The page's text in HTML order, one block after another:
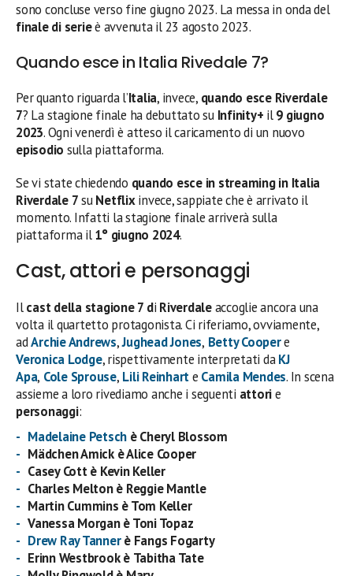
sono concluse verso fine giugno 2023. La messa in onda del
finale di serieè avvenuta il 23 agosto 2023.
Quando esce in Italia Rivedale 7?
Per quanto riguarda l’Italia, invece, quando esce Riverdale
7? La stagione finale ha debuttato su Infinity+ il9 giugno
2023. Ogni venerdì è atteso il caricamento di un nuovo
episodio sulla piattaforma.
Se vi state chiedendo quando esce in streaming in Italia
Riverdale 7suNetflixinvece, sappiate che è arrivato il
momento. Infatti la stagione finale arriverà sulla
piattaforma il1° giugno 2024.
Cast, attori e personaggi
Ilcast della stagione 7 di Riverdaleaccoglie ancora una
volta il quartetto protagonista. Ci riferiamo, ovviamente,
adArchie Andrews,Jughead Jones, Betty Coopere
Veronica Lodge, rispettivamente interpretati daKJ
Apa, Cole Sprouse, Lili Reinharte Camila Mendes. In scena
assieme a loro rivediamo anche i seguenti attorie
personaggi:
Madelaine Petsch è Cheryl Blossom
Mädchen Amick è Alice Cooper
Casey Cott è Kevin Keller
Charles Melton è Reggie Mantle
Martin Cummins è Tom Keller
Vanessa Morgan è Toni Topaz
Drew Ray Tanner è Fangs Fogarty
Erinn Westbrook è Tabitha Tate